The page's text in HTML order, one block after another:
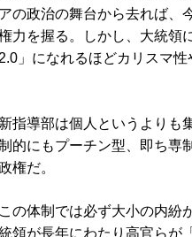
の政治の舞台から去れば、
力を握る。しかし、大統領
2.0」になれるほどカリスマ
指導部は個人というよりも
的にもプーチン型、即ち専
権だ。
の体制では必ず大小の内紛
領が長年にわたり高官らが